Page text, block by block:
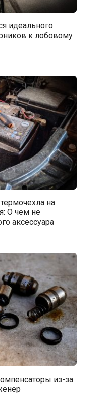
идеального
к лобовому
на
О чём не
аксессуара
из-за